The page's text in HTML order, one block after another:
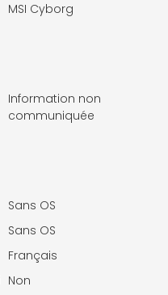
MSI Cyborg
Information non
communiquée
Sans OS
Sans OS
Français
Non